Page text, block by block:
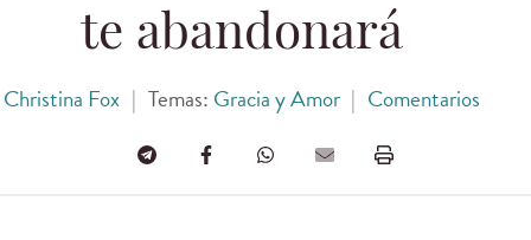
te abandonará
Christina Fox | Temas: Gracia y Amor | Comentarios